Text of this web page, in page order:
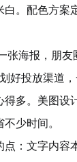
。配色方案
张海报，朋友
好投放渠道
多。美图设
少时间。
点：文字内容